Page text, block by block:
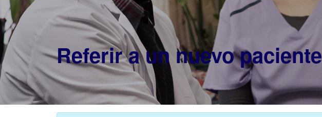
Referir a un nuevo paciente